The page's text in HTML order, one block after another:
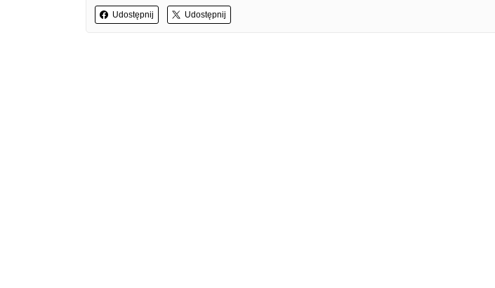
Udostępnij Udostępnij